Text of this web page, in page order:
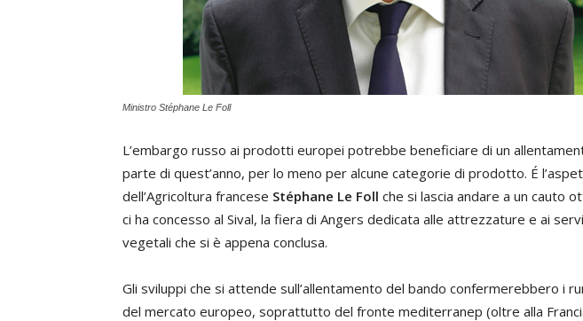
Ministro Stéphane Le Foll
L’embargo russo ai prodotti europei potrebbe beneficiare di un
parte di quest’anno, per lo meno per alcune categorie di prodotto. É
dell’Agricoltura francese Stéphane Le Foll che si lascia andare a un cauto
ci ha concesso al Sival, la fiera di Angers dedicata alle attrezzature e ai
vegetali che si è appena conclusa.
Gli sviluppi che si attende sull’allentamento del bando confermerebbero i
del mercato europeo, soprattutto del fronte mediterranep (oltre alla